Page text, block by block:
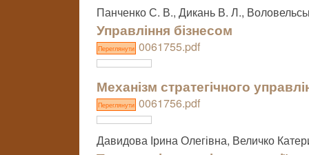
Панченко С. В., Дикань В. Л.,
Управління бізнесом
Переглянути 0061755.pdf
Механізм стратегічного
Переглянути 0061756.pdf
Давидова Ірина Олегівна, Величко